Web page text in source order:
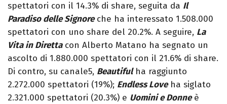
spettatori con il 14.3% di share, seguita da Il
Paradiso delle Signoreche ha interessato 1.508.000
spettatori con uno share del 20.2%. A seguire, La
Vita in Direttacon Alberto Matano ha segnato un
ascolto di 1.880.000 spettatori con il 21.6% di share.
Di contro, su canale5, Beautifulha raggiunto
2.272.000 spettatori (19%); Endless Loveha siglato
2.321.000 spettatori (20.3%) e Uomini e Donneè